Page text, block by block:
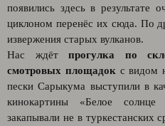
появились здесь в результате
циклоном перенёс их сюда. По
извержения старых вулканов.
Нас ждётпрогулка по
смотровых площадок с видом
пески Сарыкума выступили в
кинокартины «Белое
закапывали не в туркестанских